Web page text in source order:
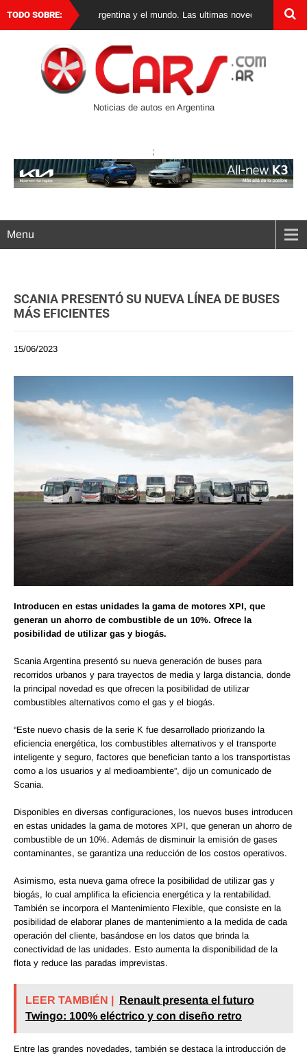
TODO SOBRE:
autos 0 km en Argentina y el mundo. Las ultimas novedades,
Noticias de autos en Argentina
;
Menu
SCANIA PRESENTÓ SU NUEVA LÍNEA DE BUSES
MÁS EFICIENTES
15/06/2023
Introducen en estas unidades la gama de motores XPI, que
generan un ahorro de combustible de un 10%. Ofrece la
posibilidad de utilizar gas y biogás.
Scania Argentina presentó su nueva generación de buses para
recorridos urbanos y para trayectos de media y larga distancia, donde
la principal novedad es que ofrecen la posibilidad de utilizar
combustibles alternativos como el gas y el biogás.
“Este nuevo chasis de la serie K fue desarrollado priorizando la
eficiencia energética, los combustibles alternativos y el transporte
inteligente y seguro, factores que benefician tanto a los transportistas
como a los usuarios y al medioambiente”, dijo un comunicado de
Scania.
Disponibles en diversas configuraciones, los nuevos buses introducen
en estas unidades la gama de motores XPI, que generan un ahorro de
combustible de un 10%. Además de disminuir la emisión de gases
contaminantes, se garantiza una reducción de los costos operativos.
Asimismo, esta nueva gama ofrece la posibilidad de utilizar gas y
biogás, lo cual amplifica la eficiencia energética y la rentabilidad.
También se incorpora el Mantenimiento Flexible, que consiste en la
posibilidad de elaborar planes de mantenimiento a la medida de cada
operación del cliente, basándose en los datos que brinda la
conectividad de las unidades. Esto aumenta la disponibilidad de la
flota y reduce las paradas imprevistas.
LEER TAMBIÉN | Renault presenta el futuro
Twingo: 100% eléctrico y con diseño retro
Entre las grandes novedades, también se destaca la introducción de